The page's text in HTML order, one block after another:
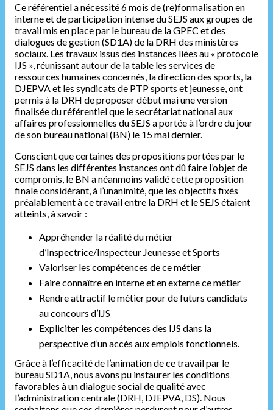
Ce référentiel a nécessité 6 mois de (re)formalisation en
interne et de participation intense du SEJS aux groupes de
travail mis en place par le bureau de la GPEC et des
dialogues de gestion (SD1A) de la DRH des ministères
sociaux. Les travaux issus des instances liées au « protocole
IJS », réunissant autour de la table les services de
ressources humaines concernés, la direction des sports, la
DJEPVA et les syndicats de PTP sports et jeunesse, ont
permis à la DRH de proposer début mai une version
finalisée du référentiel que le secrétariat national aux
affaires professionnelles du SEJS a portée à l’ordre du jour
de son bureau national (BN) le 15 mai dernier.
Conscient que certaines des propositions portées par le
SEJS dans les différentes instances ont dû faire l’objet de
compromis, le BN a néanmoins validé cette proposition
finale considérant, à l’unanimité, que les objectifs fixés
préalablement à ce travail entre la DRH et le SEJS étaient
atteints, à savoir :
Appréhender la réalité du métier
d’Inspectrice/Inspecteur Jeunesse et Sports
Valoriser les compétences de ce métier
Faire connaître en interne et en externe ce métier
Rendre attractif le métier pour de futurs candidats
au concours d’IJS
Expliciter les compétences des IJS dans la
perspective d’un accès aux emplois fonctionnels.
Grâce à l’efficacité de l’animation de ce travail par le
bureau SD1A, nous avons pu instaurer les conditions
favorables à un dialogue social de qualité avec
l’administration centrale (DRH, DJEPVA, DS). Nous